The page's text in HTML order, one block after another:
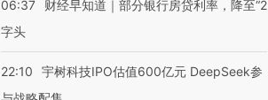
06:37
财经早知道｜部分银行房贷利率，降至“2
字头
22:10
宇树科技IPO估值600亿元 DeepSeek参